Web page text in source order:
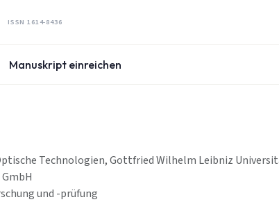
ISSN 1614-8436
Manuskript einreichen
Technologien, Gottfried Wilhelm Leibniz
und -prüfung